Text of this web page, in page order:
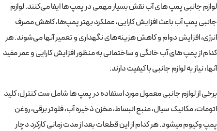
لوازم جانبی پمپ‌ های آب نقش بسیار مهمی در پمپ ها ایفا می‌کنند. لوازم
جانبی پمپ‌ آب باعث افزایش کارایی، عملکرد بهتر پمپ‌ها، کاهش مصرف
انرژی، افزایش دوام و کاهش هزینه‌های نگهداری و تعمیر آنها می‌شوند. هر
کدام از پمپ های آب خانگی و ساختمانی به منظور افزایش کارایی و عمر مفید
آنها، نیاز به لوازم جانبی با کیفیت دارند.
برخی از لوازم جانبی معمول مورد استفاده در پمپ ها شامل ست کنترل، کلید
اتومات، مکانیک سیال، منبع انبساط، مخزن ذخیره آب، فلوتر برقی، روغن
پمپ وکیوم میشود. هر کدام از این قطعات بعد از مدت زمانی کارکرد دچار